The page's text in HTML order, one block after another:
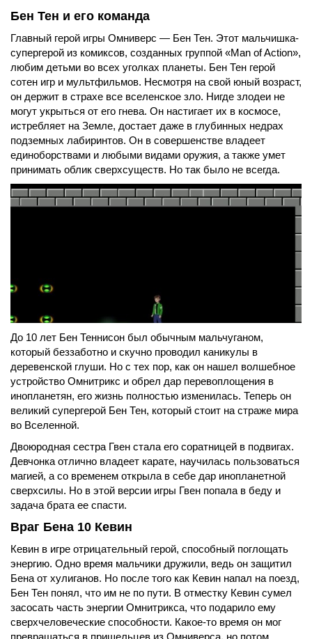
Бен Тен и его команда
Главный герой игры Омниверс — Бен Тен. Этот мальчишка-
супергерой из комиксов, созданных группой «Man of Action»,
любим детьми во всех уголках планеты. Бен Тен герой
сотен игр и мультфильмов. Несмотря на свой юный возраст,
он держит в страхе все вселенское зло. Нигде злодеи не
могут укрыться от его гнева. Он настигает их в космосе,
истребляет на Земле, достает даже в глубинных недрах
подземных лабиринтов. Он в совершенстве владеет
единоборствами и любыми видами оружия, а также умет
принимать облик сверхсуществ. Но так было не всегда.
До 10 лет Бен Теннисон был обычным мальчуганом,
который беззаботно и скучно проводил каникулы в
деревенской глуши. Но с тех пор, как он нашел волшебное
устройство Омнитрикс и обрел дар перевоплощения в
инопланетян, его жизнь полностью изменилась. Теперь он
великий супергерой Бен Тен, который стоит на страже мира
во Вселенной.
Двоюродная сестра Гвен стала его соратницей в подвигах.
Девчонка отлично владеет карате, научилась пользоваться
магией, а со временем открыла в себе дар инопланетной
сверхсилы. Но в этой версии игры Гвен попала в беду и
задача брата ее спасти.
Враг Бена 10 Кевин
Кевин в игре отрицательный герой, способный поглощать
энергию. Одно время мальчики дружили, ведь он защитил
Бена от хулиганов. Но после того как Кевин напал на поезд,
Бен Тен понял, что им не по пути. В отместку Кевин сумел
засосать часть энергии Омнитрикса, что подарило ему
сверхчеловеческие способности. Какое-то время он мог
превращаться в пришельцев из Омниверса, но потом